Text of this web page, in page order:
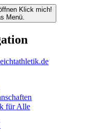
Klick mich!
Menü.
für Alle